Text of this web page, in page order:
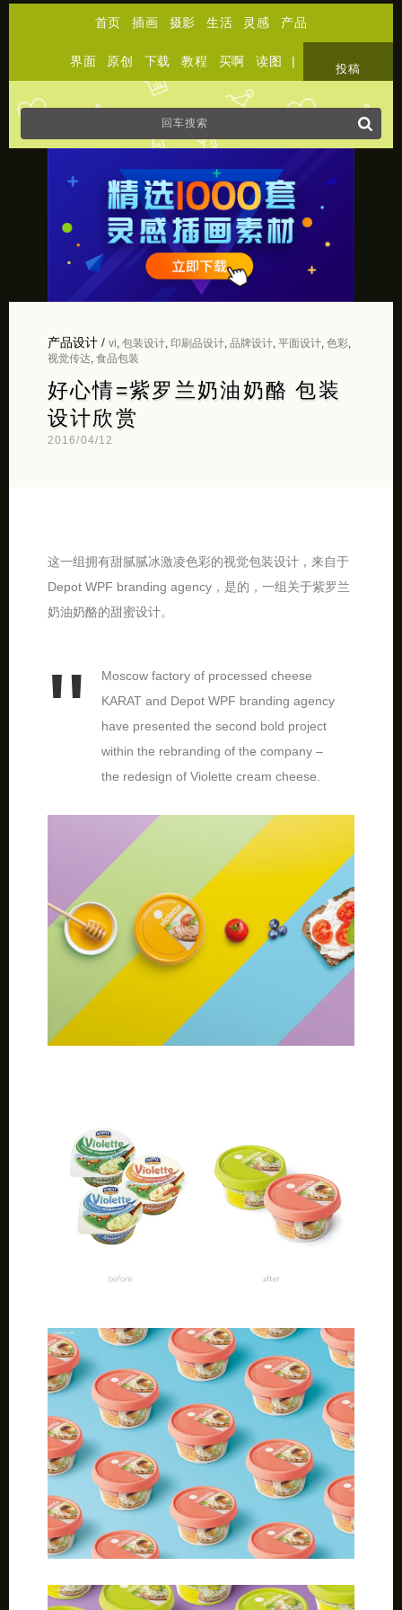
首页 插画 摄影 生活 灵感 产品
界面 原创 下载 教程 买啊 读图 |
投稿
产品设计/ vi 包装设计, 印刷品设计, 品牌设计, 平面设计, 色彩,
视觉传达, 食品包装
好心情=紫罗兰奶油奶酪 包装
设计欣赏
2016/04/12
这一组拥有甜腻腻冰激凌色彩的视觉包装设计，来自于
Depot WPF branding agency，是的，一组关于紫罗兰
奶油奶酪的甜蜜设计。
Moscow factory of processed cheese
KARAT and Depot WPF branding agency
have presented the second bold project
within the rebranding of the company –
the redesign of Violette cream cheese.